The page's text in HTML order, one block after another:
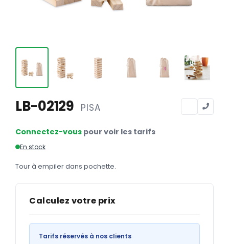
Calendriers
Tête de lettre
Sous-mains
Chemises
LB-02129 PISA
Connectez-vous pour voir les tarifs
En stock
Tour à empiler dans pochette.
Calculez votre prix
Tarifs réservés à nos clients